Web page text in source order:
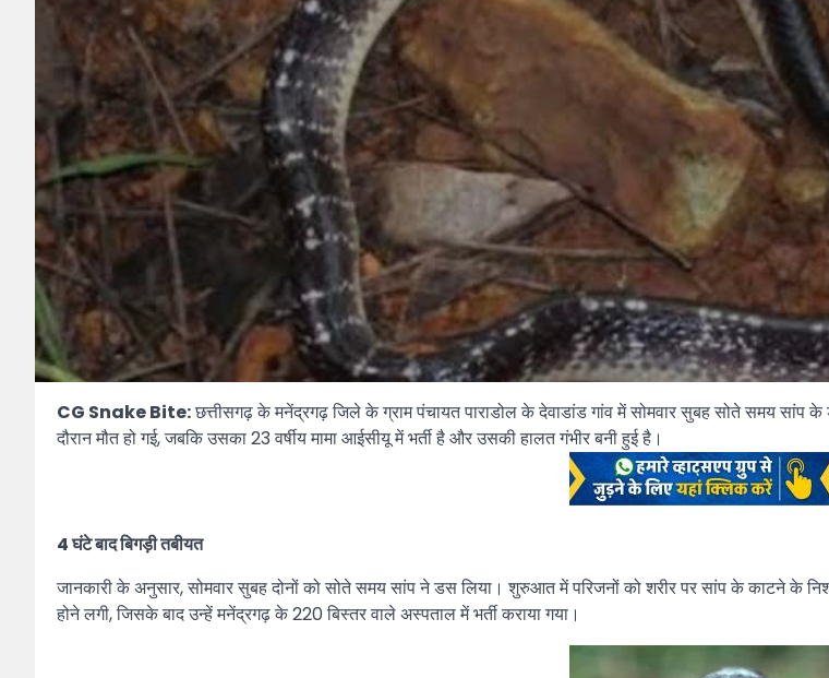
CG Snake Bite:छत्तीसगढ़ के मनेंद्रगढ़ जिले के ग्राम पंचायत पाराडोल के देवाडांड गांव में सोमवार सुबह सोते समय सांप
दौरान मौत हो गई, जबकि उसका 23 वर्षीय मामा आईसीयू में भर्ती है और उसकी हालत गंभीर बनी हुई है।
4 घंटे बाद बिगड़ी तबीयत
जानकारी के अनुसार, सोमवार सुबह दोनों को सोते समय सांप ने डस लिया। शुरुआत में परिजनों को शरीर पर सांप के काटने के
होने लगी, जिसके बाद उन्हें मनेंद्रगढ़ के 220 बिस्तर वाले अस्पताल में भर्ती कराया गया।